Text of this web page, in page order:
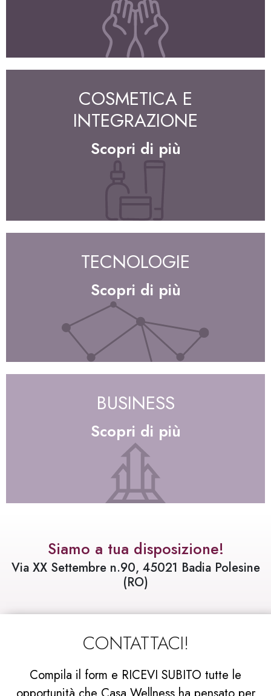
COSMETICA E
INTEGRAZIONE
Scopri di più
TECNOLOGIE
Scopri di più
BUSINESS
Scopri di più
Siamo a tua disposizione!
Via XX Settembre n.90, 45021 Badia Polesine
(RO)
CONTATTACI!
Compila il form e RICEVI SUBITO tutte le